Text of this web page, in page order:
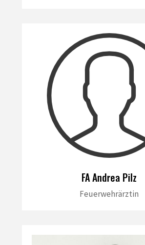
FA Andrea Pilz
Feuerwehrärztin